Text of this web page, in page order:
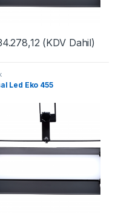
(KDV Dahil)
Led Eko 455